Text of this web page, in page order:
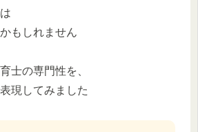
もしれません
士の専門性を、
現してみました